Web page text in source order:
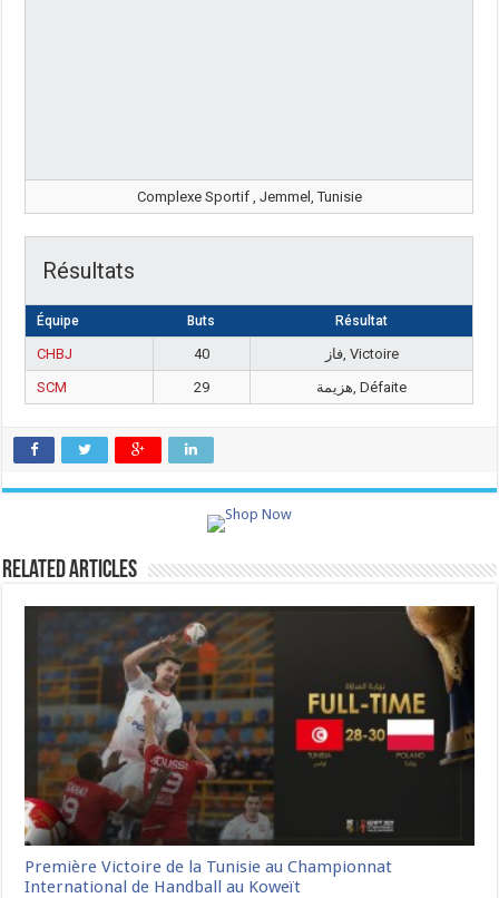
Complexe Sportif , Jemmel, Tunisie
Résultats
Équipe Buts Résultat
CHBJ 40
فاز, Victoire
SCM
29 هزيمة, Défaite
Related Articles
Première Victoire de la Tunisie au Championnat
International de Handball au Koweït